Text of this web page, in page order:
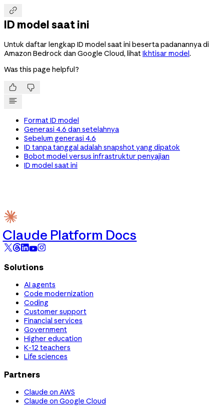

ID model saat ini
Untuk daftar lengkap ID model saat ini beserta padanannya di
Amazon Bedrock dan Google Cloud, lihatIkhtisar model.
Was this page helpful?
 
Format ID model
Generasi 4.6 dan setelahnya
Sebelum generasi 4.6
ID tanpa tanggal adalah snapshot yang dipatok
Bobot model versus infrastruktur penyajian
ID model saat ini
Claude Platform Docs
Solutions
AI agents
Code modernization
Coding
Customer support
Financial services
Government
Higher education
K-12 teachers
Life sciences
Partners
Claude on AWS
Claude on Google Cloud